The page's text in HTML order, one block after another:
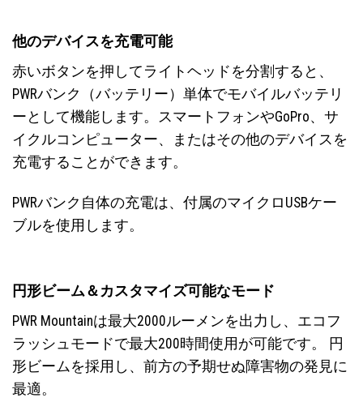
他のデバイスを充電可能
赤いボタンを押してライトヘッドを分割すると、
PWRバンク（バッテリー）単体でモバイルバッテリ
ーとして機能します。スマートフォンやGoPro、サ
イクルコンピューター、またはその他のデバイスを
充電することができます。
PWRバンク自体の充電は、付属のマイクロUSBケー
ブルを使用します。
円形ビーム＆カスタマイズ可能なモード
PWR Mountainは最大2000ルーメンを出力し、エコフ
ラッシュモードで最大200時間使用が可能です。 円
形ビームを採用し、前方の予期せぬ障害物の発見に
最適。